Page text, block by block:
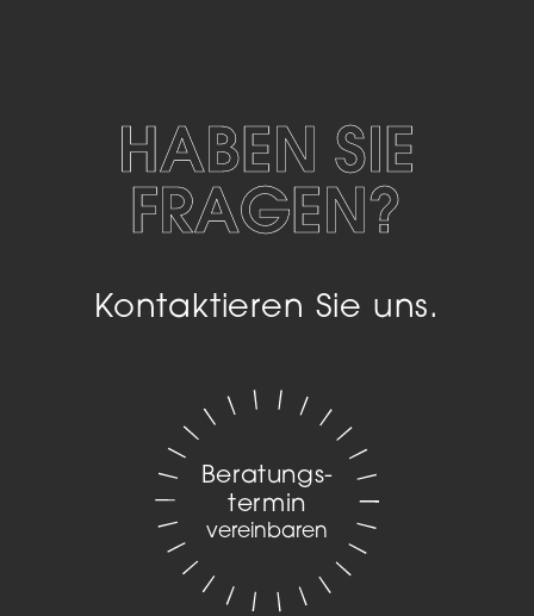
HABEN SIE
FRAGEN?
Kontaktieren Sie uns.
Beratungs­
termin
vereinbaren